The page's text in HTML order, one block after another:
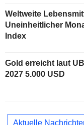
Weltweite
Uneinheitlicher
Index
Gold erreicht laut
2027 5.000 USD
Aktuelle